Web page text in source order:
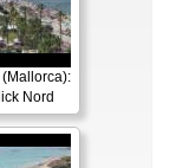
Nord